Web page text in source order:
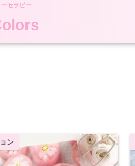
セラピー
ン